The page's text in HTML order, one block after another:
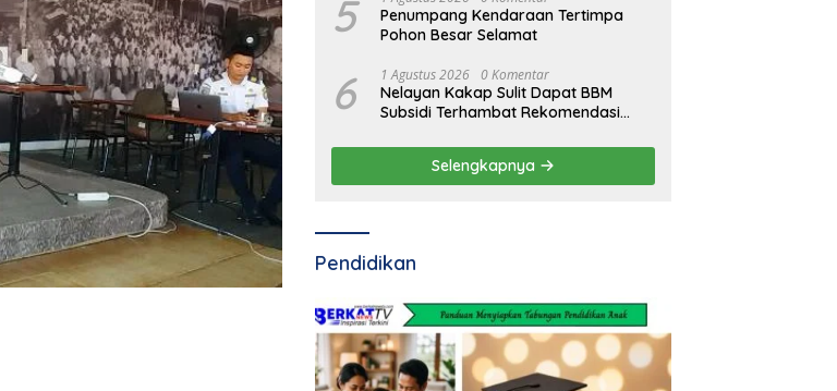
5
Penumpang Kendaraan Tertimpa
Pohon Besar Selamat
6 1 Agustus 2026 0 Komentar
Nelayan Kakap Sulit Dapat BBM
Subsidi Terhambat Rekomendasi
Selengkapnya
Pendidikan